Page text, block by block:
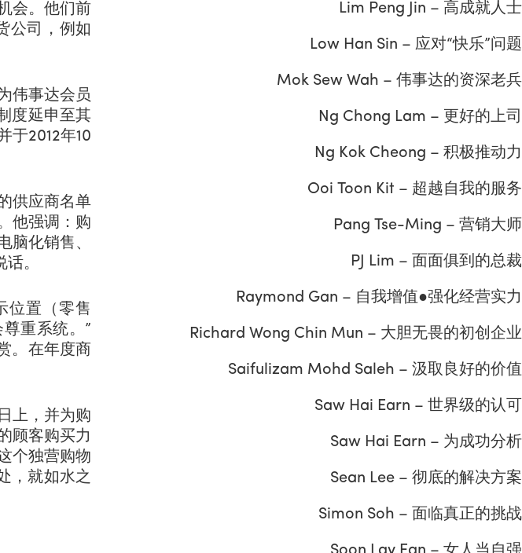
会。他们前
公司，例如
伟事达会员
度延申至其
于2012年10
供应商名单
他强调：购
脑化销售、
。
位置（零售
重系统。”
。在年度商
上，并为购
顾客购买力
个独营购物
，就如水之
Lim Peng Jin – 高成就人士
Low Han Sin – 应对“快乐”问题
Mok Sew Wah – 伟事达的资深老兵
Ng Chong Lam – 更好的上司
Ng Kok Cheong – 积极推动力
Ooi Toon Kit – 超越自我的服务
Pang Tse-Ming – 营销大师
PJ Lim – 面面俱到的总裁
Raymond Gan – 自我增值●强化经营实力
Richard Wong Chin Mun – 大胆无畏的初创企业
Saifulizam Mohd Saleh – 汲取良好的价值
Saw Hai Earn – 世界级的认可
Saw Hai Earn – 为成功分析
Sean Lee – 彻底的解决方案
Simon Soh – 面临真正的挑战